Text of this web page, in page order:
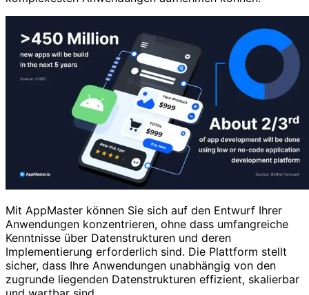
Mit AppMaster können Sie sich auf den Entwurf Ihrer
Anwendungen konzentrieren, ohne dass umfangreiche
Kenntnisse über Datenstrukturen und deren
Implementierung erforderlich sind. Die Plattform stellt
sicher, dass Ihre Anwendungen unabhängig von den
zugrunde liegenden Datenstrukturen effizient, skalierbar